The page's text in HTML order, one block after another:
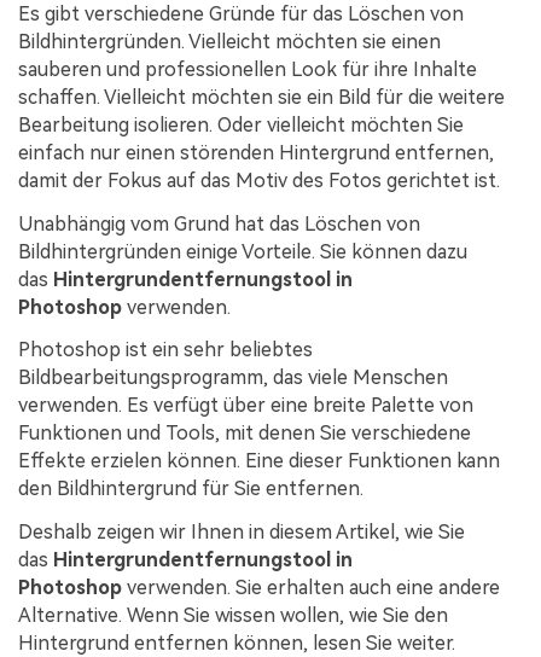
Es gibt verschiedene Gründe für das Löschen von
Bildhintergründen. Vielleicht möchten sie einen
sauberen und professionellen Look für ihre Inhalte
schaffen. Vielleicht möchten sie ein Bild für die weitere
Bearbeitung isolieren. Oder vielleicht möchten Sie
einfach nur einen störenden Hintergrund entfernen,
damit der Fokus auf das Motiv des Fotos gerichtet ist.
Unabhängig vom Grund hat das Löschen von
Bildhintergründen einige Vorteile. Sie können dazu
das Hintergrundentfernungstool in
Photoshop verwenden.
Photoshop ist ein sehr beliebtes
Bildbearbeitungsprogramm, das viele Menschen
verwenden. Es verfügt über eine breite Palette von
Funktionen und Tools, mit denen Sie verschiedene
Effekte erzielen können. Eine dieser Funktionen kann
den Bildhintergrund für Sie entfernen.
Deshalb zeigen wir Ihnen in diesem Artikel, wie Sie
das Hintergrundentfernungstool in
Photoshop verwenden. Sie erhalten auch eine andere
Alternative. Wenn Sie wissen wollen, wie Sie den
Hintergrund entfernen können, lesen Sie weiter.